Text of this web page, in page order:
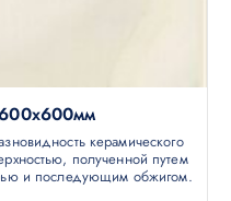
керамического
полученной путем
и последующим обжигом.